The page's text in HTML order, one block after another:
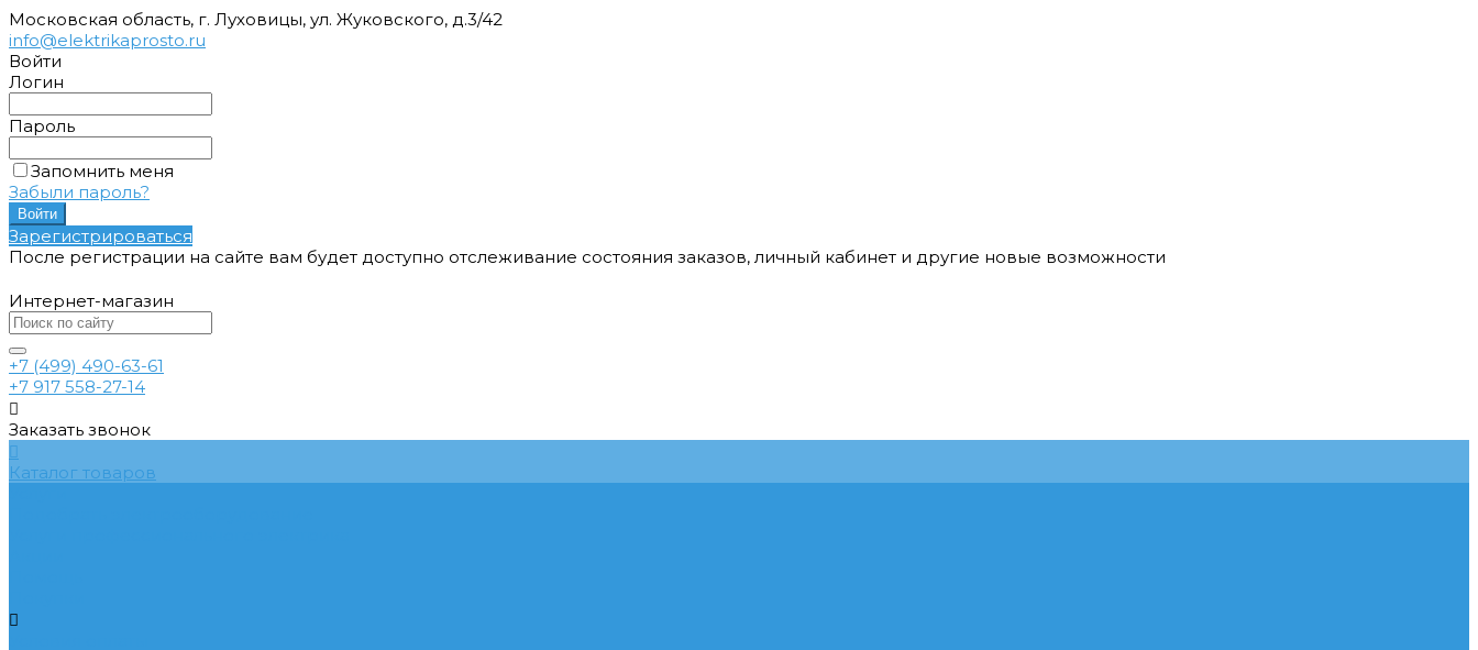
Московская область, г. Луховицы, ул. Жуковского, д.3/42
info@elektrikaprosto.ru
Войти
Логин
Пароль
Запомнить меня
Забыли пароль?
Зарегистрироваться
После регистрации на сайте вам будет доступно отслеживание состояния заказов, личный кабинет и другие новые возможности
Интернет-магазин
+7 (499) 490-63-61
+7 917 558-27-14
Заказать звонок
Каталог товаров